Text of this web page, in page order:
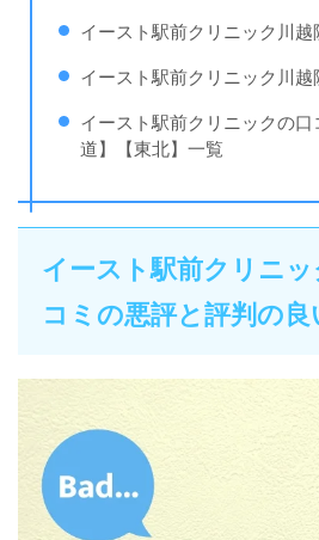
イースト駅前クリニック川
イースト駅前クリニック川
イースト駅前クリニックの
道】【東北】一覧
イースト駅前クリニッ
コミの悪評と評判の良